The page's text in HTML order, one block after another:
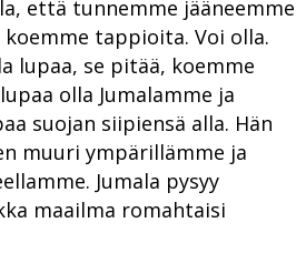
että tunnemme jääneemme
tappioita. Voi olla.
lupaa, se pitää, koemme
olla Jumalamme ja
suojan siipiensä alla. Hän
muuri ympärillämme ja
Jumala pysyy
maailma romahtaisi